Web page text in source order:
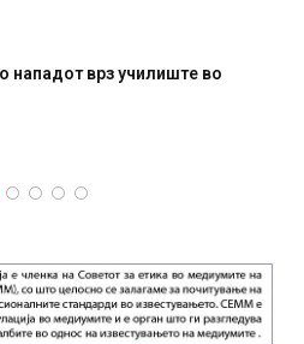
СОЗИС: Украинците повеќе